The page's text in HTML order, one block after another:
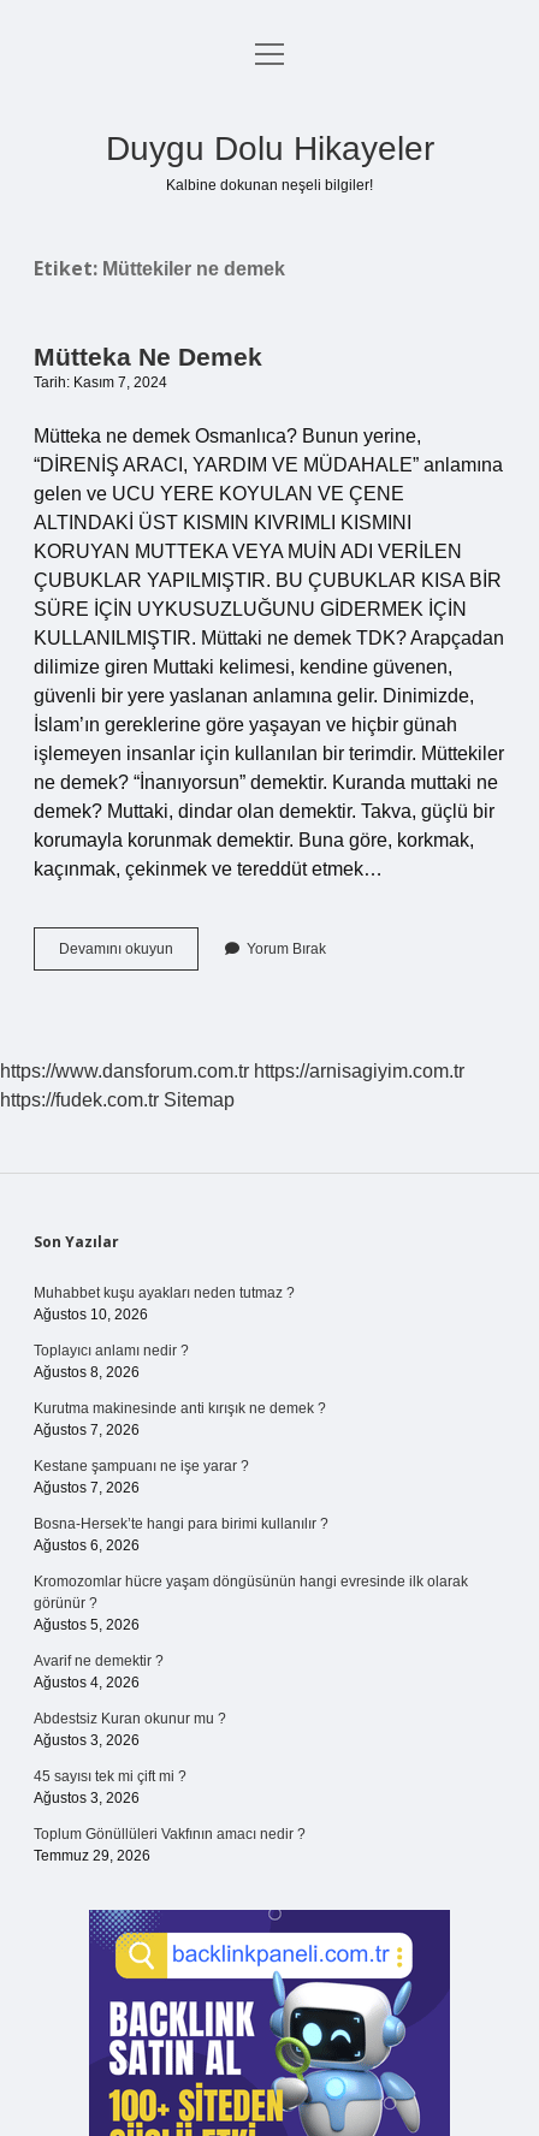
Anasayfa
menüyü
Duygu Dolu Hikayeler
Kalbine dokunan neşeli bilgiler!
Etiket: Müttekiler ne demek
Mütteka Ne Demek
Tarih: Kasım 7, 2024
Mütteka ne demek Osmanlıca? Bunun yerine,
“DİRENİŞ ARACI, YARDIM VE MÜDAHALE” anlamına
gelen ve UCU YERE KOYULAN VE ÇENE
ALTINDAKİ ÜST KISMIN KIVRIMLI KISMINI
KORUYAN MUTTEKA VEYA MUİN ADI VERİLEN
ÇUBUKLAR YAPILMIŞTIR. BU ÇUBUKLAR KISA BİR
SÜRE İÇİN UYKUSUZLUĞUNU GİDERMEK İÇİN
KULLANILMIŞTIR. Müttaki ne demek TDK? Arapçadan
dilimize giren Muttaki kelimesi, kendine güvenen,
güvenli bir yere yaslanan anlamına gelir. Dinimizde,
İslam’ın gereklerine göre yaşayan ve hiçbir günah
işlemeyen insanlar için kullanılan bir terimdir. Müttekiler
ne demek? “İnanıyorsun” demektir. Kuranda muttaki ne
demek? Muttaki, dindar olan demektir. Takva, güçlü bir
korumayla korunmak demektir. Buna göre, korkmak,
kaçınmak, çekinmek ve tereddüt etmek…
Devamını okuyun
Ne
Yorum Bırak
https://www.dansforum.com.tr https://arnisagiyim.com.tr
https://fudek.com.tr Sitemap
Sidebar
Son Yazılar
Muhabbet kuşu ayakları neden tutmaz ?
Ağustos 10, 2026
Toplayıcı anlamı nedir ?
Ağustos 8, 2026
Kurutma makinesinde anti kırışık ne demek ?
Ağustos 7, 2026
Kestane şampuanı ne işe yarar ?
Ağustos 7, 2026
Bosna-Hersek’te hangi para birimi kullanılır ?
Ağustos 6, 2026
Kromozomlar hücre yaşam döngüsünün hangi evresinde ilk olarak
görünür ?
Ağustos 5, 2026
Avarif ne demektir ?
Ağustos 4, 2026
Abdestsiz Kuran okunur mu ?
Ağustos 3, 2026
45 sayısı tek mi çift mi ?
Ağustos 3, 2026
Toplum Gönüllüleri Vakfının amacı nedir ?
Temmuz 29, 2026